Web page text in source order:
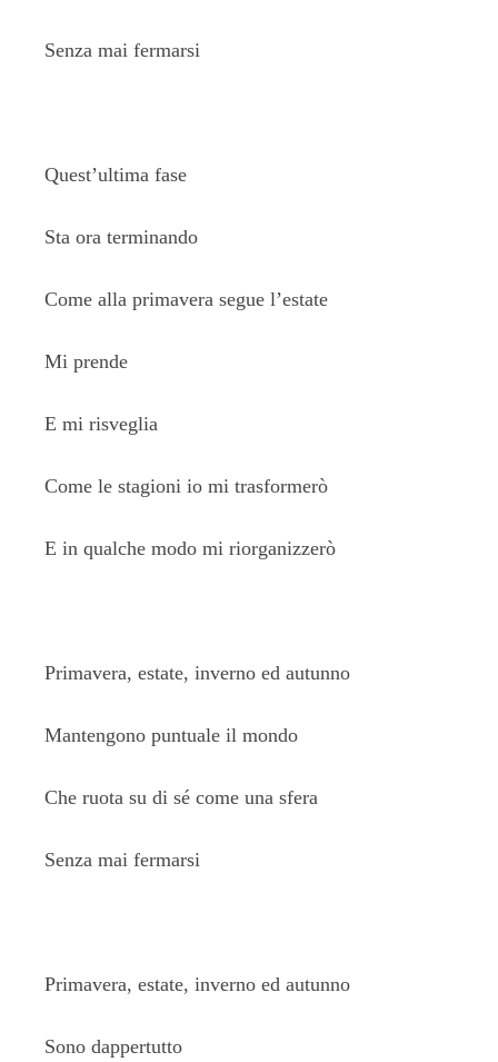
Senza mai fermarsi
Quest’ultima fase
Sta ora terminando
Come alla primavera segue l’estate
Mi prende
E mi risveglia
Come le stagioni io mi trasformerò
E in qualche modo mi riorganizzerò
Primavera, estate, inverno ed autunno
Mantengono puntuale il mondo
Che ruota su di sé come una sfera
Senza mai fermarsi
Primavera, estate, inverno ed autunno
Sono dappertutto